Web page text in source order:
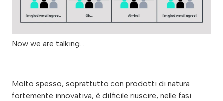
Now we are talking…
Molto spesso, soprattutto con prodotti di natura
fortemente innovativa, è difficile riuscire, nelle fasi